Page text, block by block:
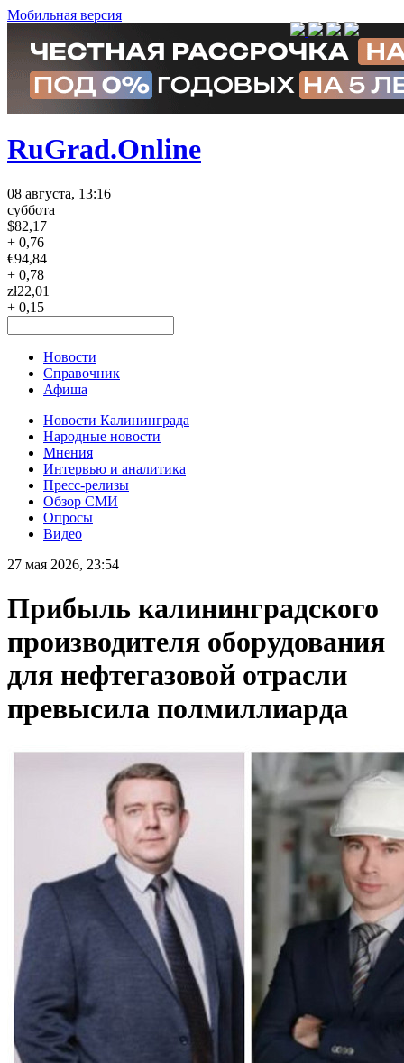
Мобильная версия
RuGrad.Online
08 августа, 13:16
суббота
$82,17
+ 0,76
€94,84
+ 0,78
zł22,01
+ 0,15
Новости
Справочник
Афиша
Новости Калининграда
Народные новости
Мнения
Интервью и аналитика
Пресс-релизы
Обзор СМИ
Опросы
Видео
27 мая 2026, 23:54
Прибыль калининградского
производителя оборудования
для нефтегазовой отрасли
превысила полмиллиарда